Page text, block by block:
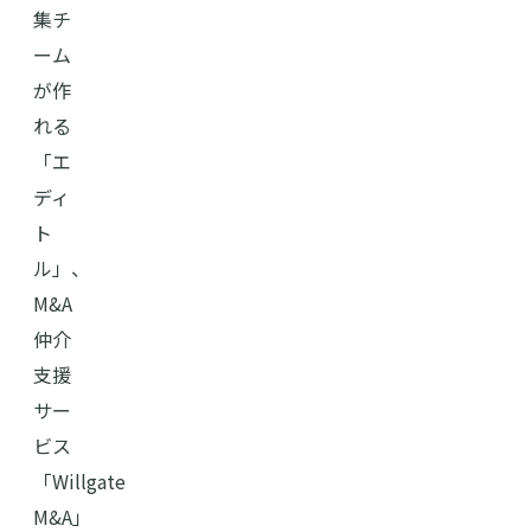
集チ
ーム
が作
れる
「エ
ディ
ト
ル」、
M&A
仲介
支援
サー
ビス
「Willgate
M&A」